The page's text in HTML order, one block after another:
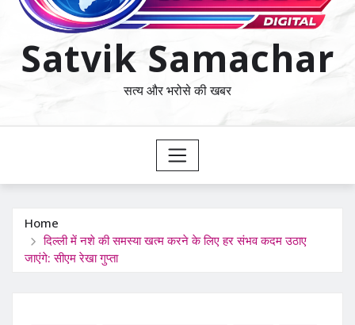
Satvik Samachar
सत्य और भरोसे की खबर
Home
दिल्ली में नशे की समस्या खत्म करने के लिए हर संभव कदम उठाए
जाएंगे: सीएम रेखा गुप्ता